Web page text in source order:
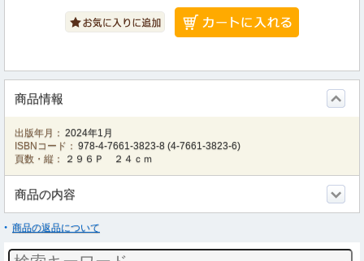
商品情報
出版年月： 2024年1月
ISBNコード： 978-4-7661-3823-8 (4-7661-3823-6)
頁数・縦：
２９６Ｐ ２４ｃｍ
商品の内容
商品の返品について